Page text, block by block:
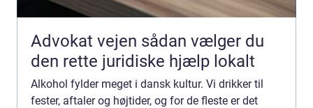
Advokat vejen sådan vælger du
den rette juridiske hjælp lokalt
Alkohol fylder meget i dansk kultur. Vi drikker til
fester, aftaler og højtider, og for de fleste er det